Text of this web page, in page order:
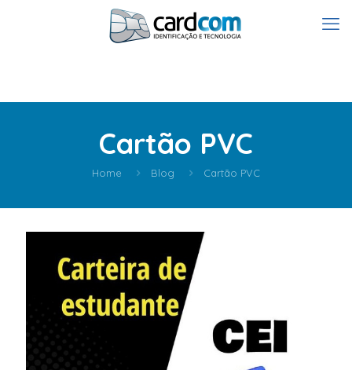
Cartão PVC
Home Blog Cartão PVC